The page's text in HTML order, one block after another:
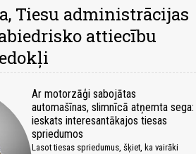
Tiesu administrācijas
attiecību
Ar motorzāģi sabojātas
automašīnas, slimnīcā atņemta sega:
ieskats interesantākajos tiesas
spriedumos
Lasot tiesas spriedumus, šķiet, ka vairāki